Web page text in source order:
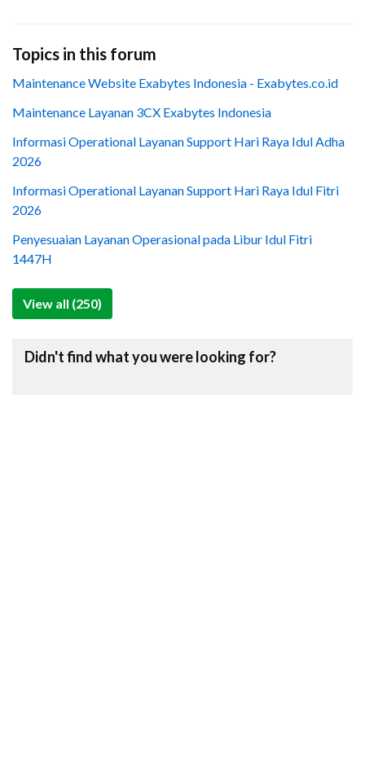
Topics in this forum
Maintenance Website Exabytes Indonesia - Exabytes.co.id
Maintenance Layanan 3CX Exabytes Indonesia
Informasi Operational Layanan Support Hari Raya Idul Adha
2026
Informasi Operational Layanan Support Hari Raya Idul Fitri
2026
Penyesuaian Layanan Operasional pada Libur Idul Fitri
1447H
View all (250)
Didn't find what you were looking for?